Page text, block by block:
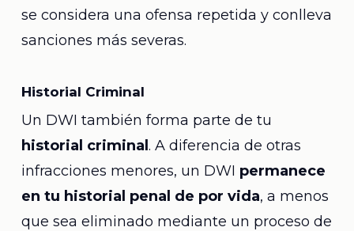
se considera una ofensa repetida y conlleva
sanciones más severas.
Historial Criminal
Un DWI también forma parte de tu
historial criminal . A diferencia de otras
infracciones menores, un DWI permanece
en tu historial penal de por vida, a menos
que sea eliminado mediante un proceso de